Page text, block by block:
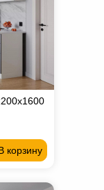
корзину